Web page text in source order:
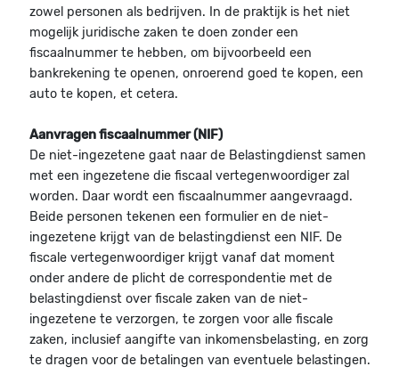
zowel personen als bedrijven. In de praktijk is het niet
mogelijk juridische zaken te doen zonder een
fiscaalnummer te hebben, om bijvoorbeeld een
bankrekening te openen, onroerend goed te kopen, een
auto te kopen, et cetera.
Aanvragen fiscaalnummer (NIF)
De niet-ingezetene gaat naar de Belastingdienst samen
met een ingezetene die fiscaal vertegenwoordiger zal
worden. Daar wordt een fiscaalnummer aangevraagd.
Beide personen tekenen een formulier en de niet-
ingezetene krijgt van de belastingdienst een NIF. De
fiscale vertegenwoordiger krijgt vanaf dat moment
onder andere de plicht de correspondentie met de
belastingdienst over fiscale zaken van de niet-
ingezetene te verzorgen, te zorgen voor alle fiscale
zaken, inclusief aangifte van inkomensbelasting, en zorg
te dragen voor de betalingen van eventuele belastingen.